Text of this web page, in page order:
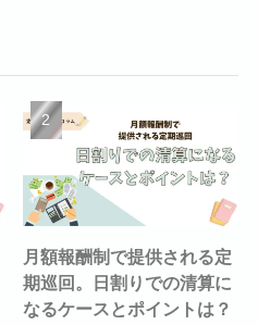
月額報酬制で提供される定
期巡回。日割りでの清算に
なるケースとポイントは？